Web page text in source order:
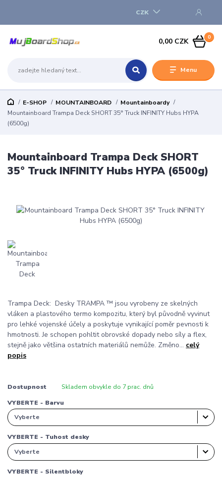
Menu
CZK
0
0,00 CZK
E-SHOP MOUNTAINBOARD
Mountainboardy
Mountainboard Trampa Deck SHORT 35° Truck INFINITY Hubs HYPA
(6500g)
Mountainboard Trampa Deck SHORT
35° Truck INFINITY Hubs HYPA (6500g)
Trampa Deck: Desky TRAMPA ™ jsou vyrobeny ze skelných
vláken a plastového termo kompozitu, který byl původně vyvinut
pro lehké vojenské účely a poskytuje vynikající poměr pevnosti k
hmotnosti. Je schopen pohltit obrovské dopady nebo síly a flex,
stejně jako většina ostatních materiálů nemůže. Změno... celý
popis
Dostupnost Skladem obvykle do 7 prac. dnů
VYBERTE - Barvu
VYBERTE - Tuhost desky
VYBERTE - Silentbloky